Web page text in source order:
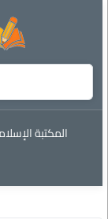
المكتبة